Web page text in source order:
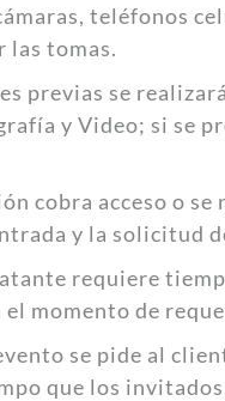
teléfonos
las tomas.
previas se
y Video; si se
cobra acceso o
y la solicitud
requiere
momento de
se pide al
que los